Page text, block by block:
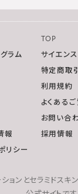
TOP
ラム
サイエン
特定商取
利用規約
よくある
お問い合
報
採用情報
リシー
ョンとセラミドスキ